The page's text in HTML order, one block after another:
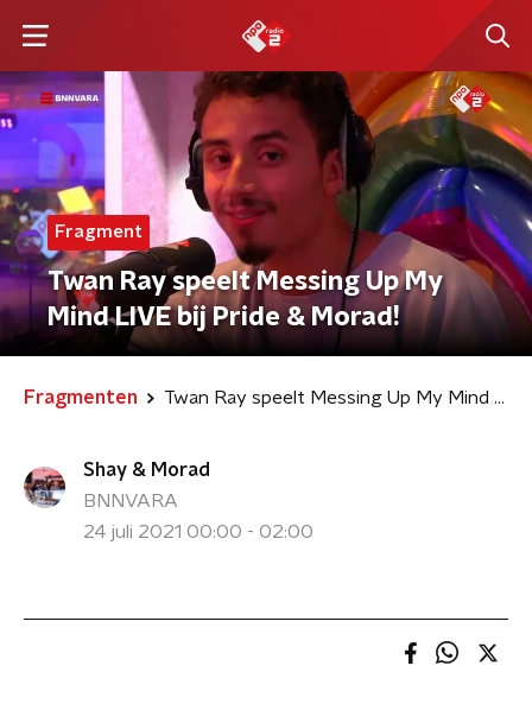
Fragment
Twan Ray speelt Messing Up My
Mind LIVE bij Pride & Morad!
Fragmenten Twan Ray speelt Messing Up My Mind LIVE bij Pride & Morad!
Shay & Morad
BNNVARA
24 juli 2021 00:00 - 02:00